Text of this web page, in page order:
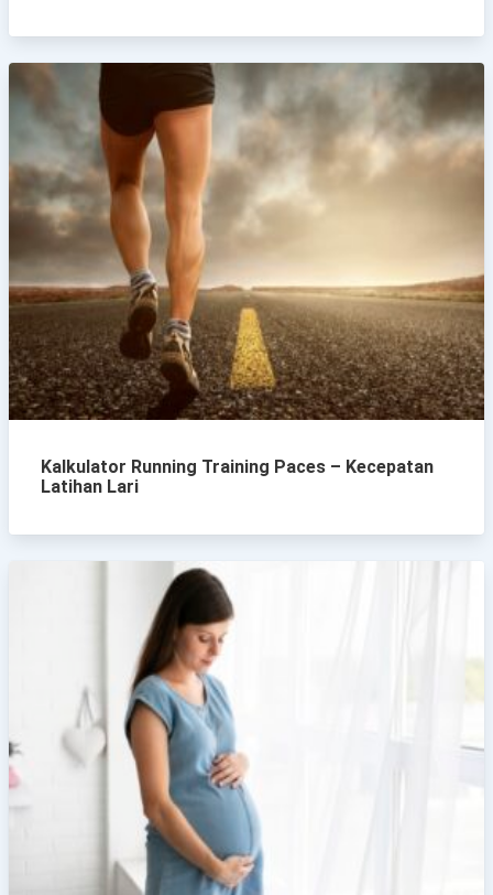
Kalkulator Running Training Paces – Kecepatan
Latihan Lari